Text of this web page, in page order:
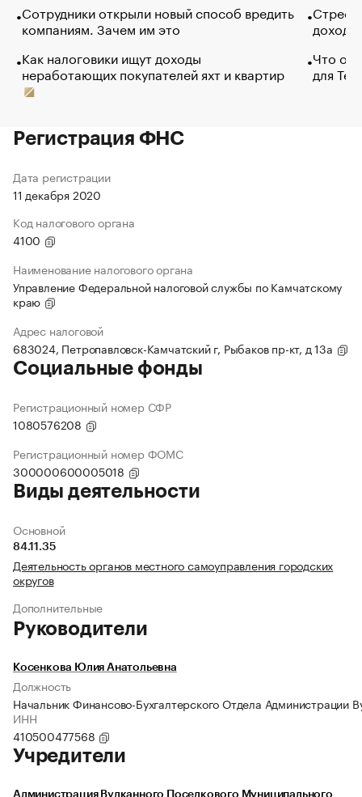
Сотрудники открыли новый способ вредить
компаниям. Зачем им это
Как налоговики ищут доходы
неработающих покупателей яхт и квартир
Что
для
Регистрация ФНС
Дата регистрации
11 декабря 2020
Код налогового органа
4100
Наименование налогового органа
Управление Федеральной налоговой службы по Камчатскому
краю
Адрес налоговой
683024, Петропавловск-Камчатский г, Рыбаков пр-кт, д 13а
Социальные фонды
Регистрационный номер СФР
1080576208
Регистрационный номер ФОМС
300000600005018
Виды деятельности
Основной
84.11.35
Деятельность органов местного самоуправления городских
округов
Дополнительные
Руководители
Косенкова Юлия Анатольевна
Должность
Начальник Финансово-Бухгалтерского Отдела Администрации
ИНН
410500477568
Учредители